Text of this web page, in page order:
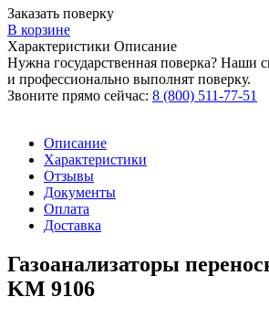
Заказать поверку
В корзине
Характеристики Описание
Нужна государственная поверка? Наши
и профессионально выполнят поверку.
Звоните прямо сейчас: 8 (800) 511-77-51
Описание
Характеристики
Отзывы
Документы
Оплата
Доставка
Газоанализаторы
KM 9106